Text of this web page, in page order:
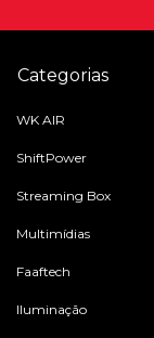
Categorias
WK AIR
ShiftPower
Streaming Box
Multimídias
Faaftech
Iluminação